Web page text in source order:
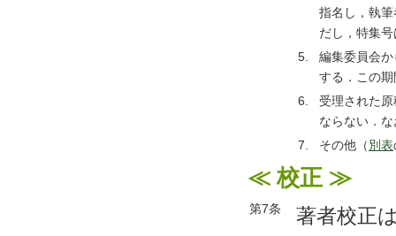
指名し，執
だし，特集
5.
編集委員会
する．この
6.
受理された
ならない．
7.
その他（ 別表
≪ 校正 ≫
第7条
著者校正